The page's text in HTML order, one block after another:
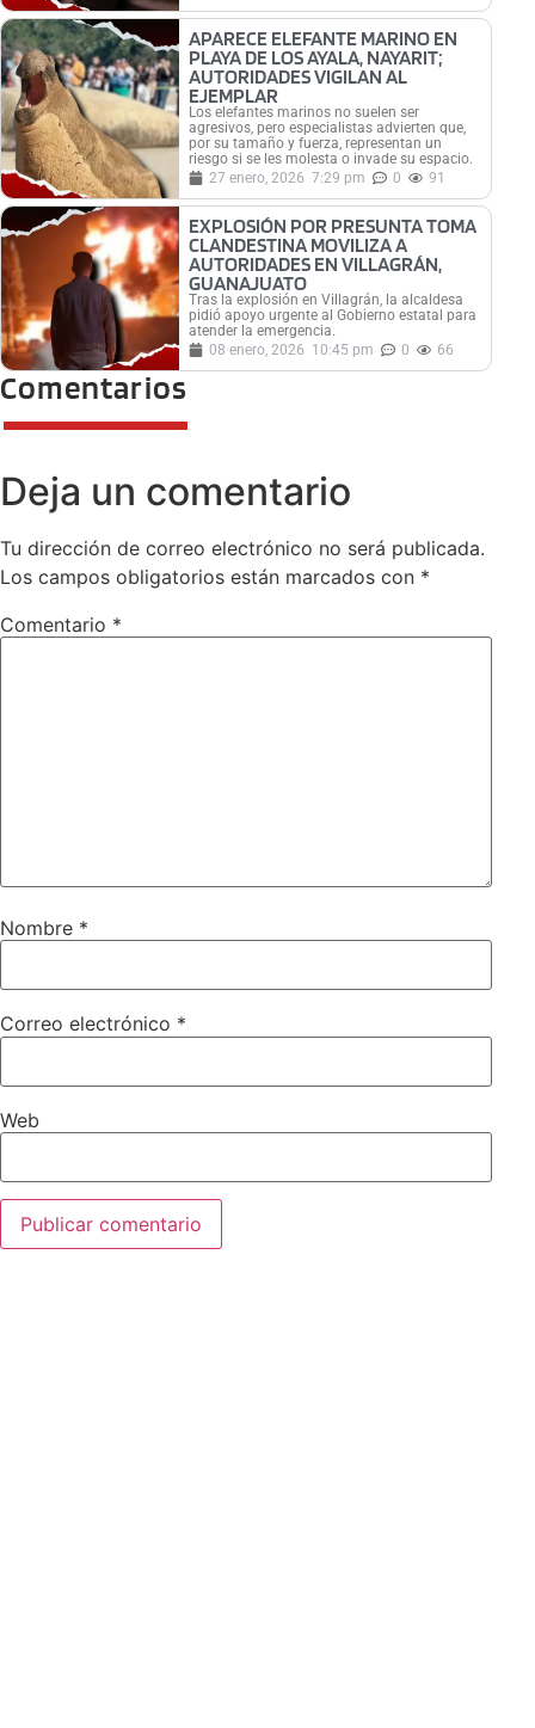
APARECE ELEFANTE MARINO EN
PLAYA DE LOS AYALA, NAYARIT;
AUTORIDADES VIGILAN AL
EJEMPLAR
Los elefantes marinos no suelen ser
agresivos, pero especialistas advierten que,
por su tamaño y fuerza, representan un
riesgo si se les molesta o invade su espacio.
27 enero, 2026 7:29 pm 0 91
EXPLOSIÓN POR PRESUNTA TOMA
CLANDESTINA MOVILIZA A
AUTORIDADES EN VILLAGRÁN,
GUANAJUATO
Tras la explosión en Villagrán, la alcaldesa
pidió apoyo urgente al Gobierno estatal para
atender la emergencia.
08 enero, 2026 10:45 pm 0 66
Comentarios
Deja un comentario
Tu dirección de correo electrónico no será publicada.
Los campos obligatorios están marcados con *
Comentario *
Nombre *
Correo electrónico *
Web